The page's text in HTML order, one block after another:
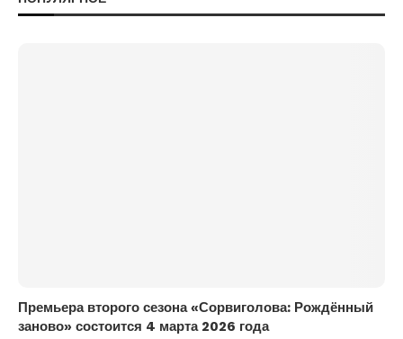
Премьера второго сезона «Сорвиголова: Рождённый
заново» состоится 4 марта 2026 года